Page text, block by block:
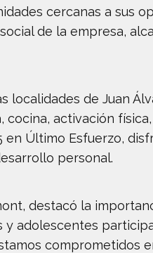
cercanas a sus
de la empresa,
localidades de Juan
activación
en Último Esfuerzo,
personal.
destacó la
adolescentes
comprometidos